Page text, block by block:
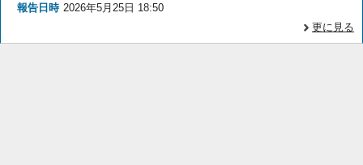
報告日時 2026年5月25日 18:50
更に見る